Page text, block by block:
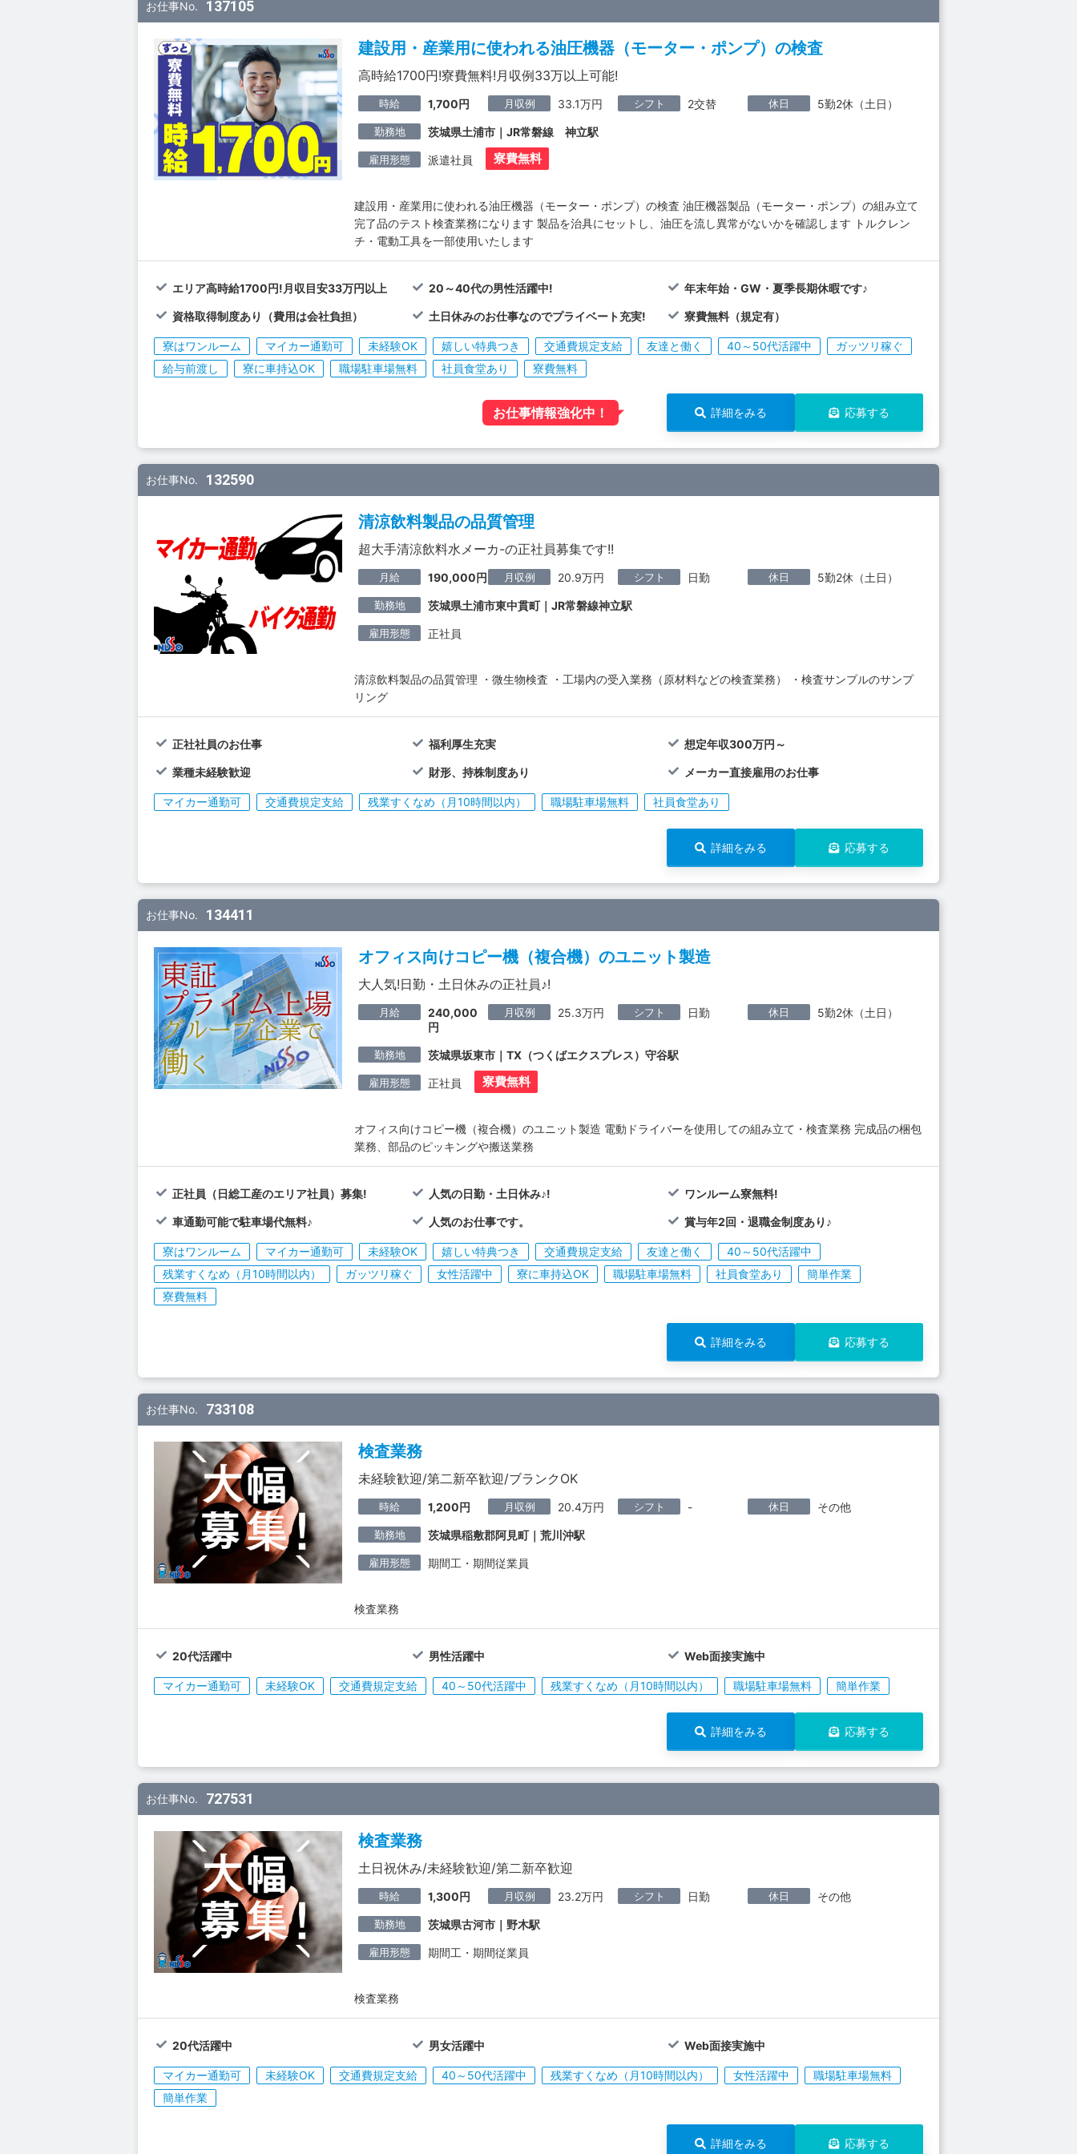
お仕事No. 137105
建設用・産業用に使われる油圧機器（モーター・ポンプ）の検査
高時給1700円!寮費無料!月収例33万以上可能!
時給 1,700円 月収例 33.1万円 シフト 2交替 休日 5勤2休（土日）
勤務地 茨城県土浦市｜JR常磐線 神立駅
雇用形態 派遣社員 寮費無料
建設用・産業用に使われる油圧機器（モーター・ポンプ）の検査 油圧機器製品（モーター・ポンプ）の組み立て
完了品のテスト検査業務になります 製品を治具にセットし、油圧を流し異常がないかを確認します トルクレン
チ・電動工具を一部使用いたします
エリア高時給1700円!月収目安33万円以上 20～40代の男性活躍中! 年末年始・GW・夏季長期休暇です♪
資格取得制度あり（費用は会社負担） 土日休みのお仕事なのでプライベート充実! 寮費無料（規定有）
寮はワンルーム マイカー通勤可 未経験OK 嬉しい特典つき 交通費規定支給 友達と働く 40～50代活躍中
ガッツリ稼ぐ
給与前渡し
寮に車持込OK 職場駐車場無料 社員食堂あり 寮費無料
お仕事情報強化中！ 詳細をみる 応募する
お仕事No. 132590
清涼飲料製品の品質管理
超大手清涼飲料水メーカ-の正社員募集です!!
月給 190,000円 月収例 20.9万円 シフト 日勤 休日 5勤2休（土日）
勤務地 茨城県土浦市東中貫町｜JR常磐線神立駅
雇用形態 正社員
清涼飲料製品の品質管理 ・微生物検査 ・工場内の受入業務（原材料などの検査業務） ・検査サンプルのサンプ
リング
正社社員のお仕事 福利厚生充実 想定年収300万円～
業種未経験歓迎 財形、持株制度あり メーカー直接雇用のお仕事
マイカー通勤可 交通費規定支給 残業すくなめ（月10時間以内） 職場駐車場無料 社員食堂あり
詳細をみる 応募する
お仕事No. 134411
オフィス向けコピー機（複合機）のユニット製造
大人気!日勤・土日休みの正社員♪!
月給
240,000
円
月収例 25.3万円 シフト 日勤 休日 5勤2休（土日）
勤務地 茨城県坂東市｜TX（つくばエクスプレス）守谷駅
雇用形態 正社員 寮費無料
オフィス向けコピー機（複合機）のユニット製造 電動ドライバーを使用しての組み立て・検査業務 完成品の梱包
業務、部品のピッキングや搬送業務
正社員（日総工産のエリア社員）募集! 人気の日勤・土日休み♪! ワンルーム寮無料!
車通勤可能で駐車場代無料♪ 人気のお仕事です。 賞与年2回・退職金制度あり♪
寮はワンルーム マイカー通勤可 未経験OK 嬉しい特典つき 交通費規定支給 友達と働く
40～50代活躍中
残業すくなめ（月10時間以内）
ガッツリ稼ぐ 女性活躍中 寮に車持込OK 職場駐車場無料 社員食堂あり
簡単作業
寮費無料
詳細をみる 応募する
お仕事No. 733108
検査業務
未経験歓迎/第二新卒歓迎/ブランクOK
時給 1,200円 月収例 20.4万円 シフト - 休日 その他
勤務地 茨城県稲敷郡阿見町｜荒川沖駅
雇用形態 期間工・期間従業員
検査業務
20代活躍中 男性活躍中 Web面接実施中
マイカー通勤可 未経験OK 交通費規定支給 40～50代活躍中 残業すくなめ（月10時間以内） 職場駐車場無料 簡単作業
詳細をみる 応募する
お仕事No. 727531
検査業務
土日祝休み/未経験歓迎/第二新卒歓迎
時給 1,300円 月収例 23.2万円 シフト 日勤 休日 その他
勤務地 茨城県古河市｜野木駅
雇用形態 期間工・期間従業員
検査業務
20代活躍中 男女活躍中 Web面接実施中
マイカー通勤可 未経験OK 交通費規定支給 40～50代活躍中 残業すくなめ（月10時間以内） 女性活躍中
職場駐車場無料
簡単作業
詳細をみる 応募する